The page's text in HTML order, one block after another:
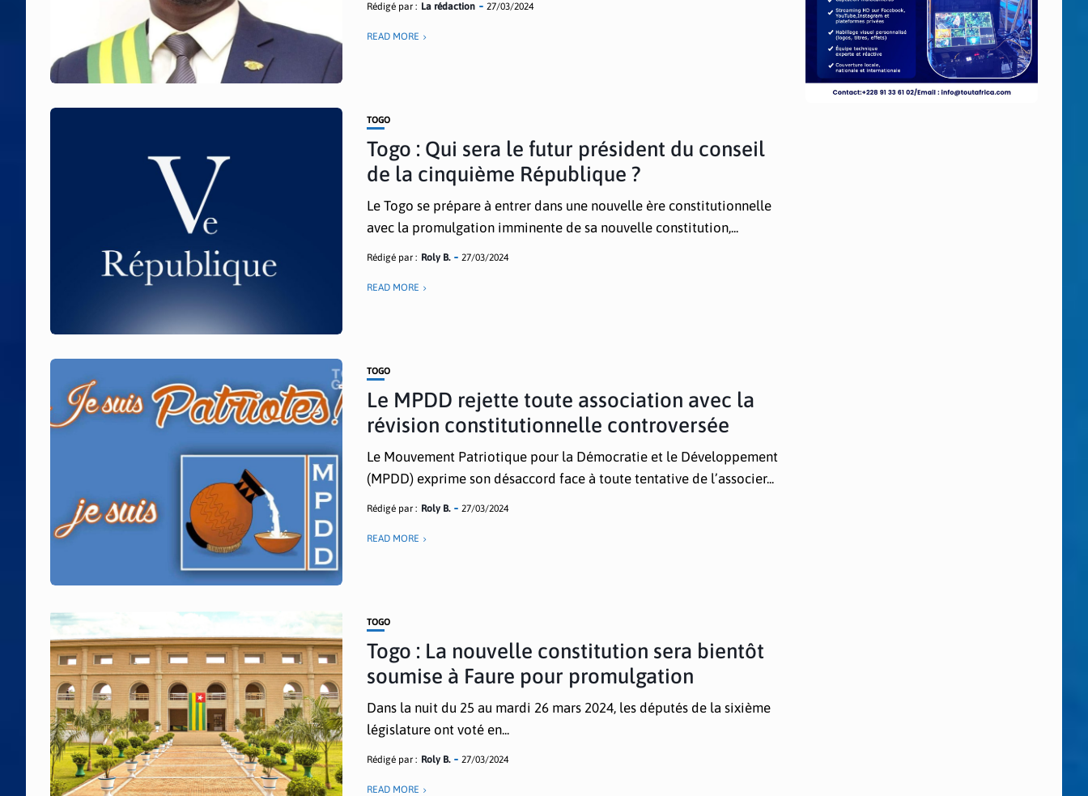
Rédigé par : La rédaction 27/03/2024
READ MORE
TOGO
Togo : Qui sera le futur président du conseil
de la cinquième République ?
Le Togo se prépare à entrer dans une nouvelle ère constitutionnelle
avec la promulgation imminente de sa nouvelle constitution,...
Rédigé par : Roly B. 27/03/2024
READ MORE
TOGO
Le MPDD rejette toute association avec la
révision constitutionnelle controversée
Le Mouvement Patriotique pour la Démocratie et le Développement
(MPDD) exprime son désaccord face à toute tentative de l’associer...
Rédigé par : Roly B. 27/03/2024
READ MORE
TOGO
Togo : La nouvelle constitution sera bientôt
soumise à Faure pour promulgation
Dans la nuit du 25 au mardi 26 mars 2024, les députés de la sixième
législature ont voté en...
Rédigé par : Roly B. 27/03/2024
READ MORE